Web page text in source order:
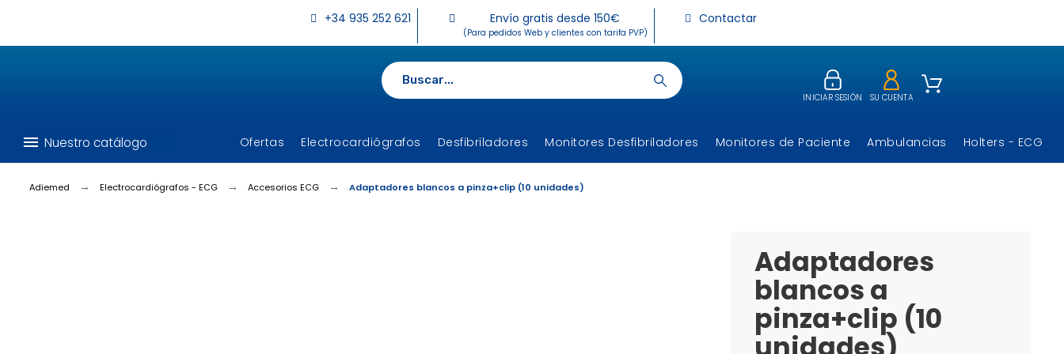
+34 935 252 621 Envío gratis desde 150€
(Para pedidos Web y clientes con tarifa PVP)
Contactar
INICIAR SESIÓN SU CUENTA
menu Nuestro catálogo Ofertas Electrocardiógrafos Desfibriladores Monitores Desfibriladores Monitores de Paciente Ambulancias Holters - ECG
Adiemed Electrocardiógrafos - ECG Accesorios ECG Adaptadores blancos a pinza+clip (10 unidades)
Adaptadores
blancos a
pinza+clip (10